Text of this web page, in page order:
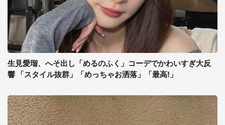
生見愛瑠、へそ出し「めるのふく」コーデでかわいすぎ大反
響 「スタイル抜群」「めっちゃお洒落」「最高!」